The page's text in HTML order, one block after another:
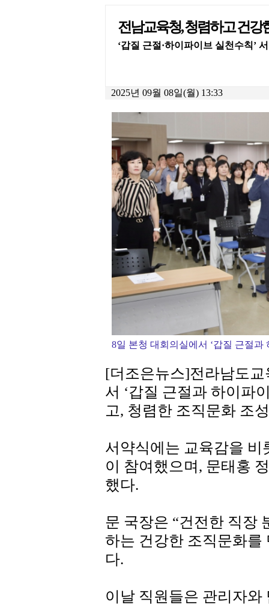
전남교육청, 청렴하고 건강
‘갑질 근절·하이파이브 실천수칙’
2025년 09월 08일(월) 13:33
8일 본청 대회의실에서 ‘갑질 근절
[더조은뉴스]전라남도
서 ‘갑질 근절과 하이파
고, 청렴한 조직문화 조
서약식에는 교육감을 비
이 참여했으며, 문태홍
했다.
문 국장은 “건전한 직장
하는 건강한 조직문화를
다.
이날 직원들은 관리자